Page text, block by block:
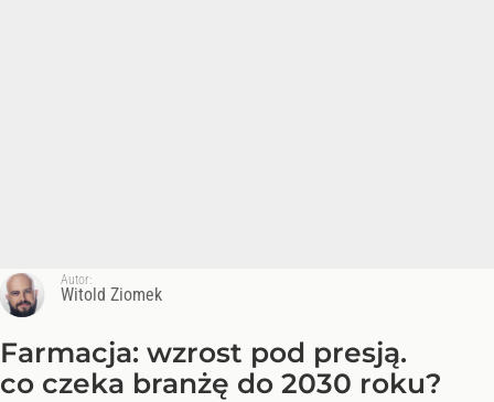
Autor:
Witold Ziomek
Farmacja: wzrost pod presją.
co czeka branżę do 2030 roku?